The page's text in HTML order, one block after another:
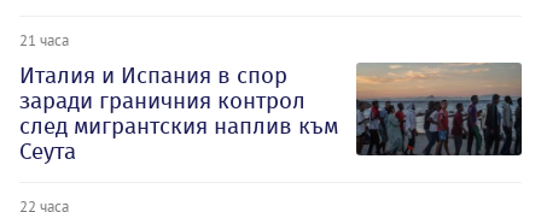
21 часа
Италия и Испания в спор
заради граничния контрол
след мигрантския наплив към
Сеута
22 часа